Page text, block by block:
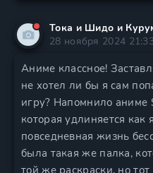
Тока и Шидо и
28 ноября 2024 21:33
Аниме классное!
не хотел ли бы я сам
игру? Напомнило аниме
которая удлиняется
повседневная жизнь
была такая же палка,